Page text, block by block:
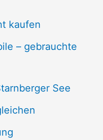
kaufen
– gebrauchte
See